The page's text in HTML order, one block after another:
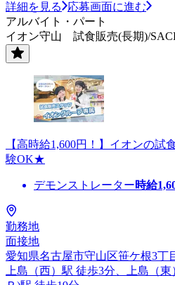
詳細を見る
応募画面に進む
アルバイト・パート
イオン守山 試食販売(長期)/
【高時給1,600円！】イオンの試
験OK★
デモンストレーター時給
勤務地
面接地
愛知県名古屋市守山区笹ケ根3丁
上島（西）駅 徒歩3分、上島（